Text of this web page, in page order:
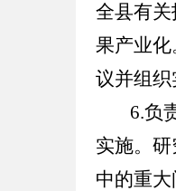
全县有
果产业
议并组
6.负
实施。
中的重